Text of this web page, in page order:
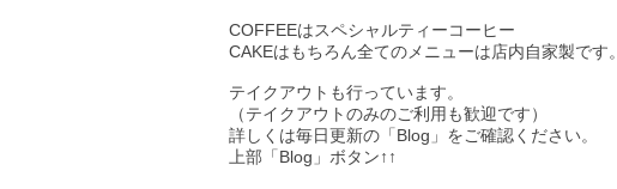
COFFEEはスペシャルティーコーヒー
CAKEはもちろん全てのメニューは店内自家製です。
テイクアウトも行っています。
（テイクアウトのみのご利用も歓迎です）
詳しくは毎日更新の「Blog」をご確認ください。
上部「Blog」ボタン↑↑